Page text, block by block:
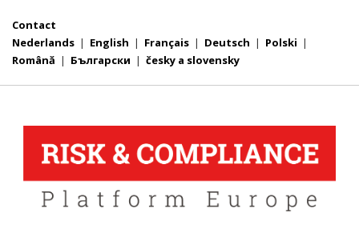
Contact
Nederlands | English | Français | Deutsch | Polski |
Română | Български | česky a slovensky